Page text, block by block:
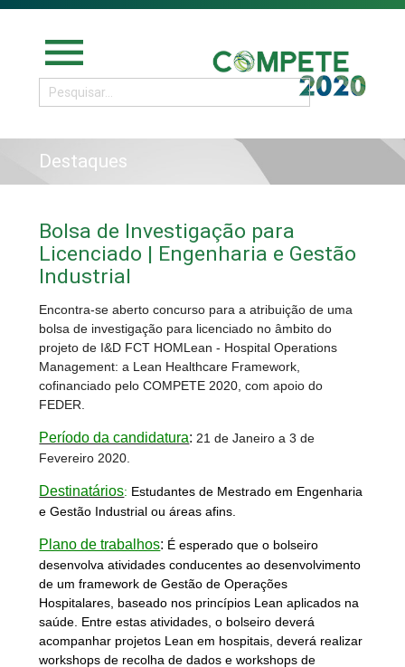
menu
Destaques
Bolsa de Investigação para
Licenciado | Engenharia e Gestão
Industrial
Encontra-se aberto concurso para a atribuição de uma
bolsa de investigação para licenciado no âmbito do
projeto de I&D FCT HOMLean - Hospital Operations
Management: a Lean Healthcare Framework,
cofinanciado pelo COMPETE 2020, com apoio do
FEDER.
Período da candidatura: 21 de Janeiro a 3 de
Fevereiro 2020.
Destinatários: Estudantes de Mestrado em Engenharia
e Gestão Industrial ou áreas afins.
Plano de trabalhos: É esperado que o bolseiro
desenvolva atividades conducentes ao desenvolvimento
de um framework de Gestão de Operações
Hospitalares, baseado nos princípios Lean aplicados na
saúde. Entre estas atividades, o bolseiro deverá
acompanhar projetos Lean em hospitais, deverá realizar
workshops de recolha de dados e workshops de